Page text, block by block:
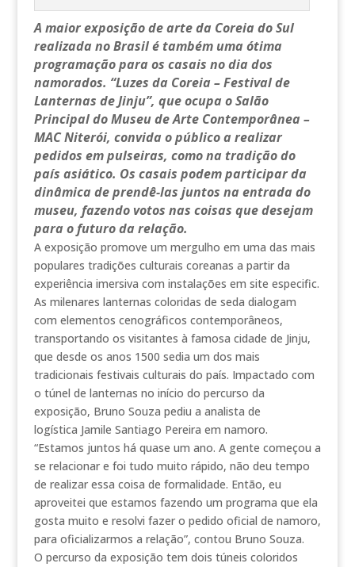
A maior exposição de arte da Coreia do Sul
realizada no Brasil é também uma ótima
programação para os casais no dia dos
namorados. “Luzes da Coreia – Festival de
Lanternas de Jinju”, que ocupa o Salão
Principal do Museu de Arte Contemporânea –
MAC Niterói, convida o público a realizar
pedidos em pulseiras, como na tradição do
país asiático. Os casais podem participar da
dinâmica de prendê-las juntos na entrada do
museu, fazendo votos nas coisas que desejam
para o futuro da relação.
A exposição promove um mergulho em uma das mais
populares tradições culturais coreanas a partir da
experiência imersiva com instalações em site especific.
As milenares lanternas coloridas de seda dialogam
com elementos cenográficos contemporâneos,
transportando os visitantes à famosa cidade de Jinju,
que desde os anos 1500 sedia um dos mais
tradicionais festivais culturais do país. Impactado com
o túnel de lanternas no início do percurso da
exposição, Bruno Souza pediu a analista de
logística Jamile Santiago Pereira em namoro.
“Estamos juntos há quase um ano. A gente começou a
se relacionar e foi tudo muito rápido, não deu tempo
de realizar essa coisa de formalidade. Então, eu
aproveitei que estamos fazendo um programa que ela
gosta muito e resolvi fazer o pedido oficial de namoro,
para oficializarmos a relação”, contou Bruno Souza.
O percurso da exposição tem dois túneis coloridos